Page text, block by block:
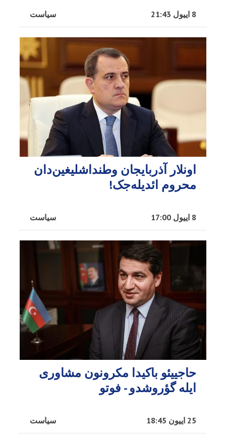
سیاست 8 اییول 21:43
اونلار آذربایجان وطنداشلیغین‌دان
محروم ائدیله‌جک!
سیاست 8 اییول 17:00
حاجییئو باکیدا مکرونون مشاوری
ایله گؤروشدو - فوتو
سیاست 25 اییون 18:45